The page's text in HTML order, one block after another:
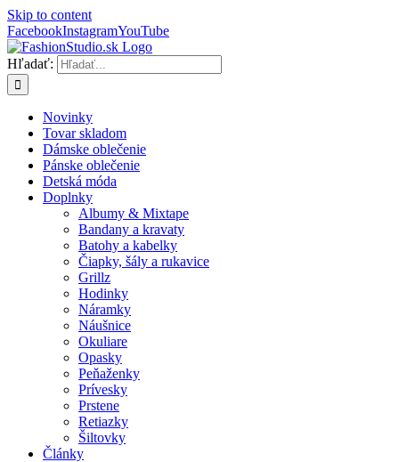
Skip to content
FacebookInstagramYouTube
Hľadať:
Novinky
Tovar skladom
Dámske oblečenie
Pánske oblečenie
Detská móda
Doplnky
Albumy & Mixtape
Bandany a kravaty
Batohy a kabelky
Čiapky, šály a rukavice
Grillz
Hodinky
Náramky
Náušnice
Okuliare
Opasky
Peňaženky
Prívesky
Prstene
Retiazky
Šiltovky
Články